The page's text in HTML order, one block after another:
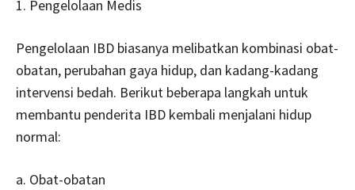
1. Pengelolaan Medis
Pengelolaan IBD biasanya melibatkan kombinasi obat-
obatan, perubahan gaya hidup, dan kadang-kadang
intervensi bedah. Berikut beberapa langkah untuk
membantu penderita IBD kembali menjalani hidup
normal:
a. Obat-obatan